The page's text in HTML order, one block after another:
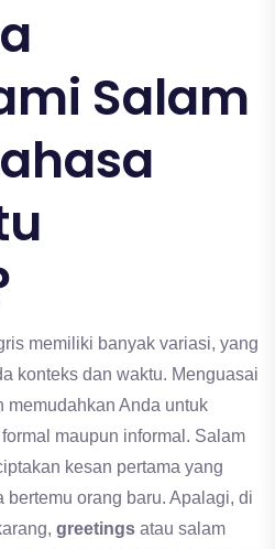
Salam
memiliki banyak variasi, yang
konteks dan waktu. Menguasai
memudahkan Anda untuk
maupun informal. Salam
kesan pertama yang
bertemu orang baru. Apalagi, di
greetings atau salam